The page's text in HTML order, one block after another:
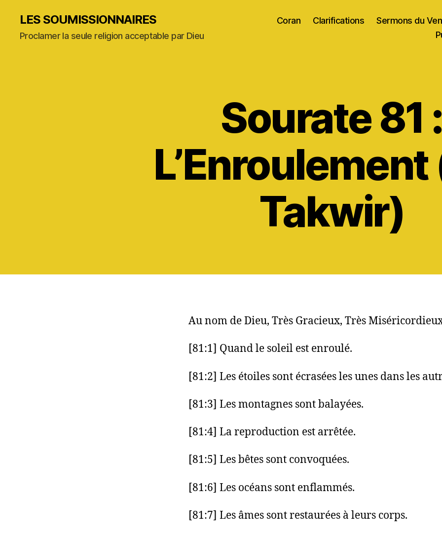
LES SOUMISSIONNAIRES
Proclamer la seule religion acceptable par Dieu
Coran Clarifications
Sermons du
Sourate 81 :
Takwir)
Au nom de Dieu, Très Gracieux, Très
[81:1] Quand le soleil est enroulé.
[81:2] Les étoiles sont écrasées les unes dans les
[81:3] Les montagnes sont balayées.
[81:4] La reproduction est arrêtée.
[81:5] Les bêtes sont convoquées.
[81:6] Les océans sont enflammés.
[81:7] Les âmes sont restaurées à leurs corps.